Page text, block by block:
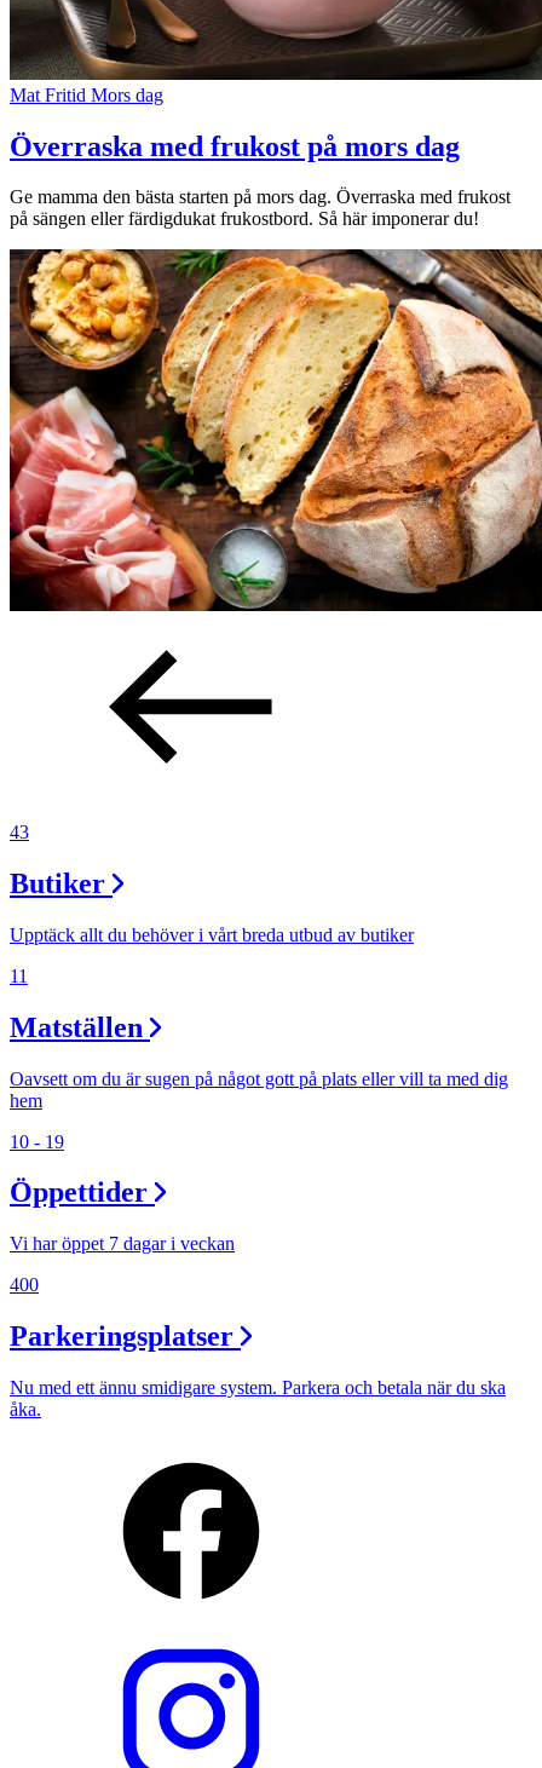
Mat Fritid Mors dag
Överraska med frukost på mors dag
Ge mamma den bästa starten på mors dag. Överraska med frukost
på sängen eller färdigdukat frukostbord. Så här imponerar du!
43
Butiker
Upptäck allt du behöver i vårt breda utbud av butiker
11
Matställen
Oavsett om du är sugen på något gott på plats eller vill ta med dig
hem
10 - 19
Öppettider
Vi har öppet 7 dagar i veckan
400
Parkeringsplatser
Nu med ett ännu smidigare system. Parkera och betala när du ska
åka.